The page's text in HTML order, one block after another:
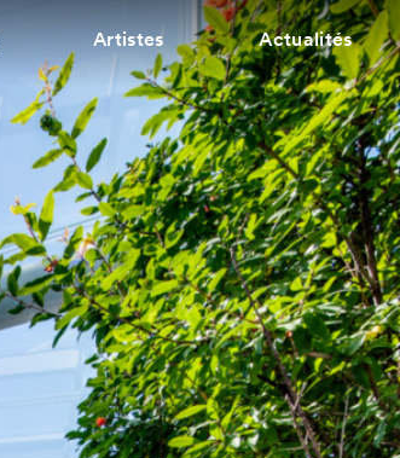
Artistes Actualités